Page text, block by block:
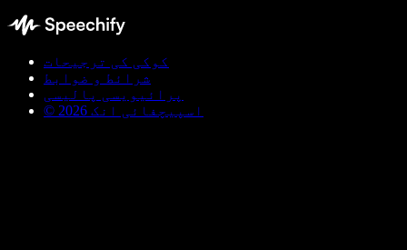
کوکی کی ترجیحات
شرائط و ضوابط
پرائیویسی پالیسی
© اسپیچفائی انک 2026